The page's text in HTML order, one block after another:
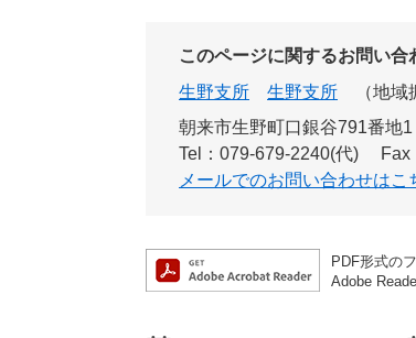
このページに関するお問い合
生野支所
生野支所
地域
朝来市生野町口銀谷791番地1
Tel：079-679-2240(代)
Fax
メールでのお問い合わせはこ
PDF形式の
Adobe